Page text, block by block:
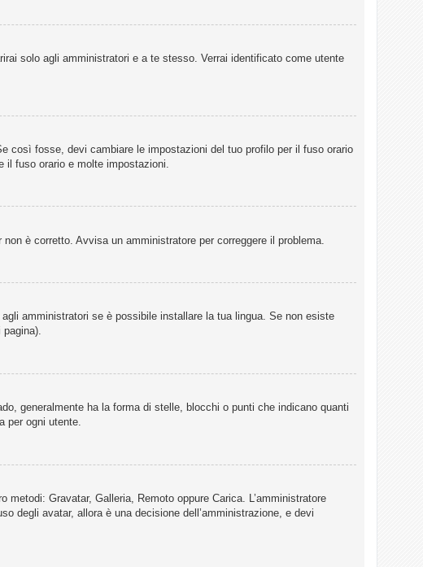
solo agli amministratori e a te stesso. Verrai identificato come utente
così fosse, devi cambiare le impostazioni del tuo profilo per il fuso orario
fuso orario e molte impostazioni.
è corretto. Avvisa un amministratore per correggere il problema.
amministratori se è possibile installare la tua lingua. Se non esiste
generalmente ha la forma di stelle, blocchi o punti che indicano quanti
per ogni utente.
Gravatar, Galleria, Remoto oppure Carica. L’amministratore
degli avatar, allora è una decisione dell’amministrazione, e devi